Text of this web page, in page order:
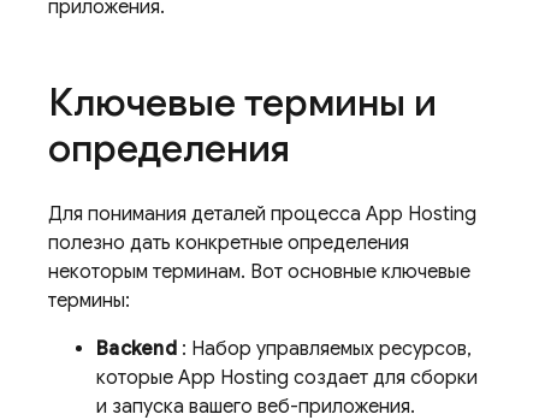
приложения.
Ключевые термины и
определения
Для понимания деталей процесса App Hosting
полезно дать конкретные определения
некоторым терминам. Вот основные ключевые
термины:
Backend: Набор управляемых ресурсов,
которые App Hosting создает для сборки
и запуска вашего веб-приложения.